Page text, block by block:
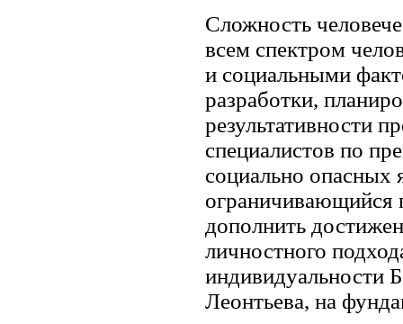
Сложность
всем спектром
и социальными
разработки,
результативности
специалистов по
социально опасных
ограничивающийся
дополнить
личностного
индивидуальности
Леонтьева, на